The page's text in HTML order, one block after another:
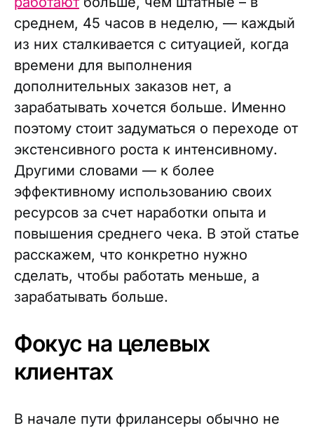
среднем, 45 часов в неделю, — каждый
из них сталкивается с ситуацией, когда
времени для выполнения
дополнительных заказов нет, а
зарабатывать хочется больше. Именно
поэтому стоит задуматься о переходе от
экстенсивного роста к интенсивному.
Другими словами — к более
эффективному использованию своих
ресурсов за счет наработки опыта и
повышения среднего чека. В этой статье
расскажем, что конкретно нужно
сделать, чтобы работать меньше, а
зарабатывать больше.
Фокус на целевых
клиентах
В начале пути фрилансеры обычно не